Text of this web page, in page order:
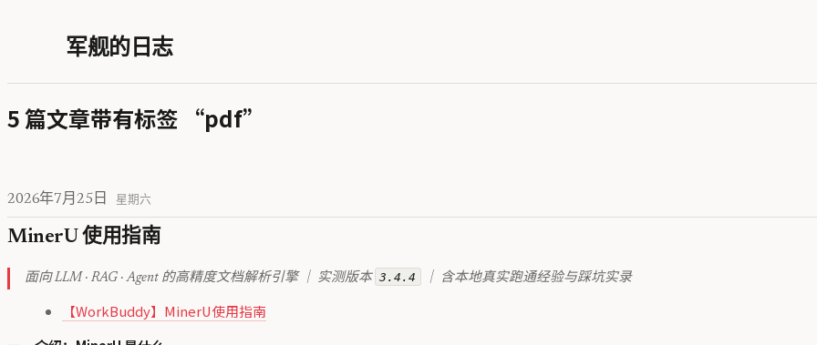
军舰的日志
5 篇文章带有标签 “pdf”
2026年7月25日 星期六
MinerU 使用指南
面向 LLM · RAG · Agent 的高精度文档解析引擎 ｜ 实测版本 3.4.4 ｜ 含本地真实跑通经验与踩坑实录
【WorkBuddy】MinerU使用指南